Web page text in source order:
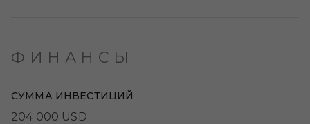
ФИНАНСЫ
СУММА ИНВЕСТИЦИЙ
204 000 USD